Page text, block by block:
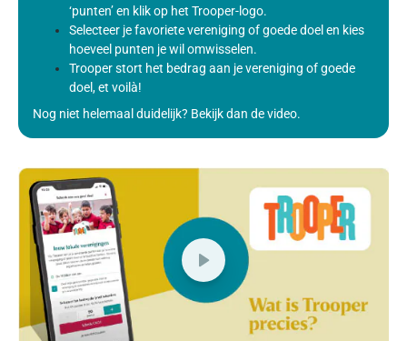
‘punten’ en klik op het Trooper-logo.
Selecteer je favoriete vereniging of goede doel en kies
hoeveel punten je wil omwisselen.
Trooper stort het bedrag aan je vereniging of goede
doel, et voilà!
Nog niet helemaal duidelijk? Bekijk dan de video.